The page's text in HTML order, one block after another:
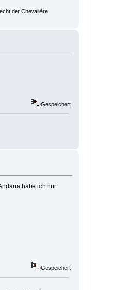
der Chevalière
Gespeichert
habe ich nur
Gespeichert